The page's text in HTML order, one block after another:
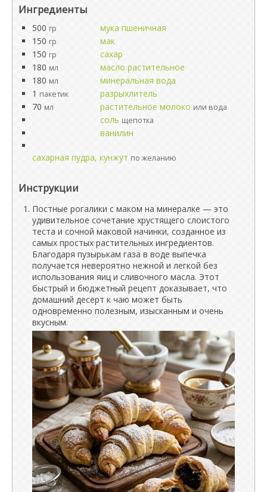
Ингредиенты
500 гр
мука пшеничная
150 гр
мак
150 гр
сахар
180 мл
масло растительное
180 мл
минеральная вода
1 пакетик
разрыхлитель
70 мл растительное молоко или вода
соль щепотка
ванилин
сахарная пудра, кунжут по желанию
Инструкции
Постные рогалики с маком на минералке — это
удивительное сочетание хрустящего слоистого
теста и сочной маковой начинки, созданное из
самых простых растительных ингредиентов.
Благодаря пузырькам газа в воде выпечка
получается невероятно нежной и легкой без
использования яиц и сливочного масла. Этот
быстрый и бюджетный рецепт доказывает, что
домашний десерт к чаю может быть
одновременно полезным, изысканным и очень
вкусным.